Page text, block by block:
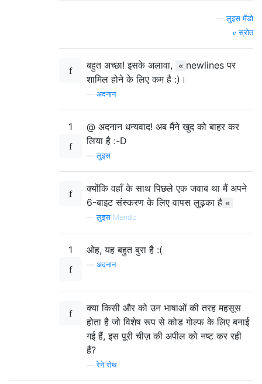
—लुइस मेंडो
स्रोत
बहुत अच्छा! इसके अलावा, « newlines पर
शामिल होने के लिए कम है :)।
अदनान
1
@ अदनान धन्यवाद! अब मैंने खुद को बाहर कर
लिया है :-D
—लुइस
क्योंकि वहाँ के साथ पिछले एक जवाब था मैं अपने
6-बाइट संस्करण के लिए वापस लुढ़का है «
—लुइस Mendo
1 ओह, यह बहुत बुरा है :(
अदनान
क्या किसी और को उन भाषाओं की तरह महसूस
होता है जो विशेष रूप से कोड गोल्फ के लिए बनाई
गई हैं, इस पूरी चीज़ की अपील को नष्ट कर रही
हैं?
—रेने रोथ